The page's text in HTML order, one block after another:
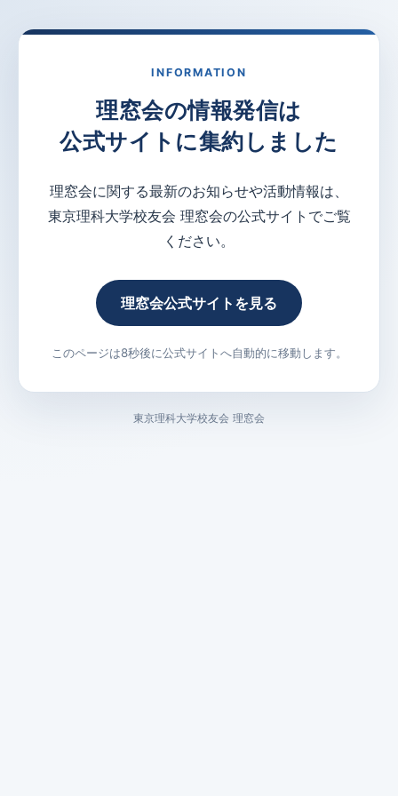
INFORMATION
理窓会の情報発信は
公式サイトに集約しました
理窓会に関する最新のお知らせや活動情報は、
東京理科大学校友会 理窓会の公式サイトでご覧
ください。
理窓会公式サイトを見る
このページは8秒後に公式サイトへ自動的に移動します。
東京理科大学校友会 理窓会